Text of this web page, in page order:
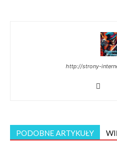
http://strony-
PODOBNE ARTYKUŁY